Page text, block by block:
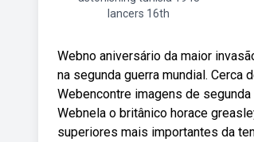
lancers 16th
Webno aniversário da maior
na segunda guerra mundial. Cerca
Webencontre imagens de
Webnela o britânico horace
superiores mais importantes da